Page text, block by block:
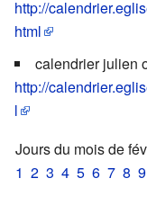
http://
html
calendrier julien
http://
l
Jours du mois de
1 2 3 4 5 6 7 8 9